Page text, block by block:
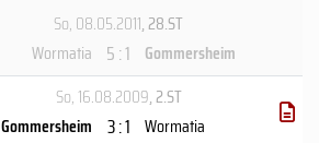
So, 08.05.2011, 28.ST
Wormatia 5 : 1 Gommersheim
So, 16.08.2009, 2.ST
Gommersheim 3 : 1 Wormatia